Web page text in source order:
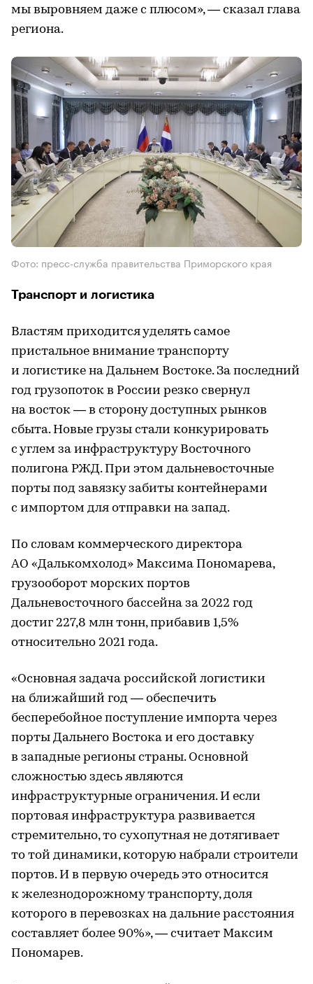
мы выровняем даже с плюсом», — сказал глава
региона.
Фото: пресс-служба правительства Приморского края
Транспорт и логистика
Властям приходится уделять самое
пристальное внимание транспорту
и логистике на Дальнем Востоке. За последний
год грузопоток в России резко свернул
на восток — в сторону доступных рынков
сбыта. Новые грузы стали конкурировать
с углем за инфраструктуру Восточного
полигона РЖД. При этом дальневосточные
порты под завязку забиты контейнерами
с импортом для отправки на запад.
По словам коммерческого директора
АО «Далькомхолод» Максима Пономарева,
грузооборот морских портов
Дальневосточного бассейна за 2022 год
достиг 227,8 млн тонн, прибавив 1,5%
относительно 2021 года.
«Основная задача российской логистики
на ближайший год — обеспечить
бесперебойное поступление импорта через
порты Дальнего Востока и его доставку
в западные регионы страны. Основной
сложностью здесь являются
инфраструктурные ограничения. И если
портовая инфраструктура развивается
стремительно, то сухопутная не дотягивает
то той динамики, которую набрали строители
портов. И в первую очередь это относится
к железнодорожному транспорту, доля
которого в перевозках на дальние расстояния
составляет более 90%», — считает Максим
Пономарев.